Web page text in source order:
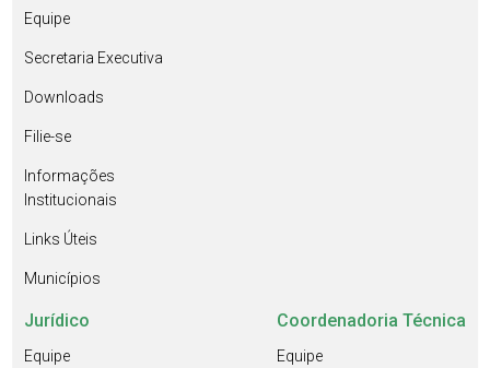
Equipe
Secretaria Executiva
Downloads
Filie-se
Informações
Institucionais
Links Úteis
Municípios
Jurídico
Equipe
Coordenadoria Técnica
Equipe